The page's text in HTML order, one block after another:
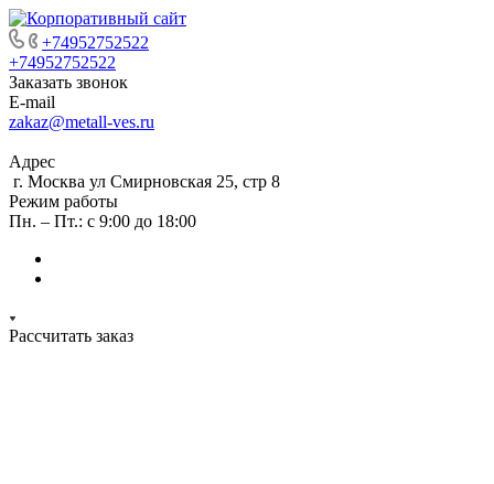
+74952752522
+74952752522
Заказать звонок
E-mail
zakaz@metall-ves.ru
Адрес
г. Москва ул Смирновская 25, стр 8
Режим работы
Пн. – Пт.: с 9:00 до 18:00
Рассчитать заказ